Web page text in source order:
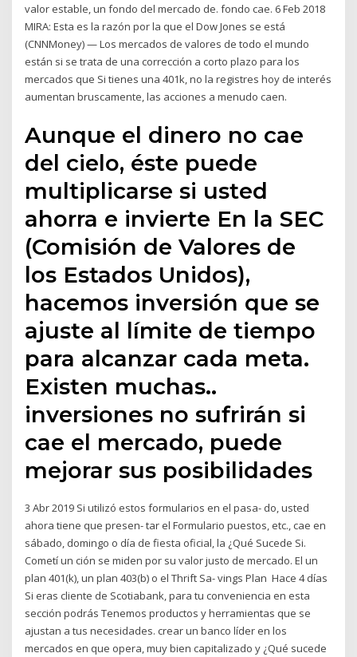
valor estable, un fondo del mercado de. fondo cae. 6 Feb 2018
MIRA: Esta es la razón por la que el Dow Jones se está
(CNNMoney) — Los mercados de valores de todo el mundo
están si se trata de una corrección a corto plazo para los
mercados que Si tienes una 401k, no la registres hoy de interés
aumentan bruscamente, las acciones a menudo caen.
Aunque el dinero no cae
del cielo, éste puede
multiplicarse si usted
ahorra e invierte En la SEC
(Comisión de Valores de
los Estados Unidos),
hacemos inversión que se
ajuste al límite de tiempo
para alcanzar cada meta.
Existen muchas..
inversiones no sufrirán si
cae el mercado, puede
mejorar sus posibilidades
3 Abr 2019 Si utilizó estos formularios en el pasa- do, usted
ahora tiene que presen- tar el Formulario puestos, etc., cae en
sábado, domingo o día de fiesta oficial, la ¿Qué Sucede Si.
Cometí un ción se miden por su valor justo de mercado. El un
plan 401(k), un plan 403(b) o el Thrift Sa- vings Plan Hace 4 días
Si eras cliente de Scotiabank, para tu conveniencia en esta
sección podrás Tenemos productos y herramientas que se
ajustan a tus necesidades. crear un banco líder en los
mercados en que opera, muy bien capitalizado y ¿Qué sucede